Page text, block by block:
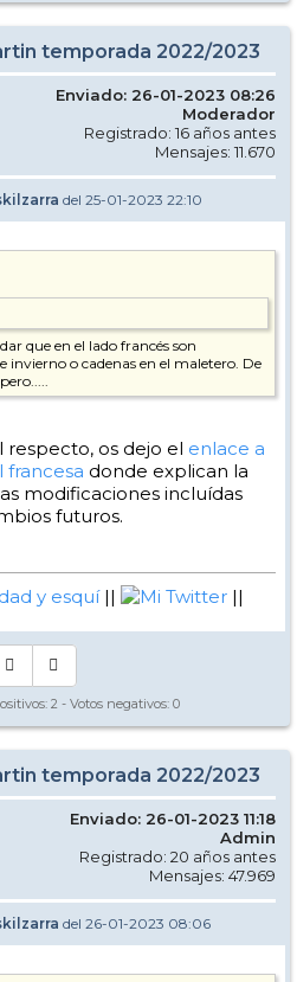
temporada 2022/2023
Enviado: 26-01-2023 08:26
Moderador
Registrado: 16 años antes
Mensajes: 11.670
del 25-01-2023 22:10
que en el lado francés son
invierno o cadenas en el maletero. De
respecto, os dejo el enlace a
francesa donde explican la
modificaciones incluídas
futuros.
y esquí|| Mi Twitter ||
2 - Votos negativos: 0
temporada 2022/2023
Enviado: 26-01-2023 11:18
Admin
Registrado: 20 años antes
Mensajes: 47.969
del 26-01-2023 08:06